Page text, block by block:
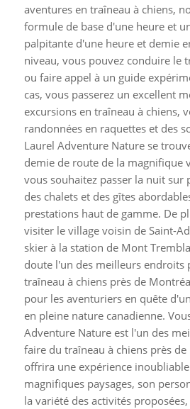
aventures en traîneau à chiens,
formule de base d'une heure et
palpitante d'une heure et demie
niveau, vous pouvez conduire le
ou faire appel à un guide
cas, vous passerez un excellent
excursions en traîneau à chiens,
randonnées en raquettes et des
Laurel Adventure Nature se
demie de route de la magnifique
vous souhaitez passer la nuit sur
des chalets et des gîtes
prestations haut de gamme. De
visiter le village voisin de Saint-
skier à la station de Mont
doute l'un des meilleurs endroits
traîneau à chiens près de
pour les aventuriers en quête
en pleine nature canadienne.
Adventure Nature est l'un des
faire du traîneau à chiens près
offrira une expérience
magnifiques paysages, son
la variété des activités